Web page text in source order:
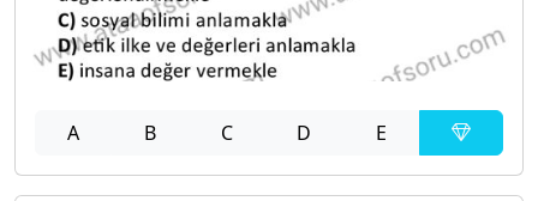
A B C D E